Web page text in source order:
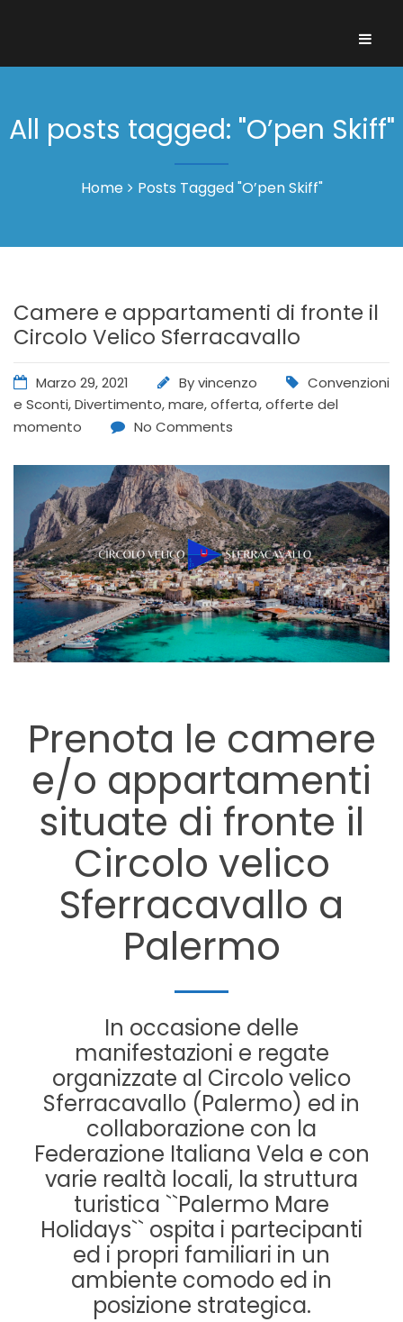
All posts tagged: "O’pen Skiff"
Home Posts Tagged "O’pen Skiff"
Camere e appartamenti di fronte il
Circolo Velico Sferracavallo
Marzo 29, 2021 Byvincenzo
Convenzioni
e Sconti,Divertimento,mare,offerta,offerte del
momento
No Comments
Prenota le camere
e/o appartamenti
situate di fronte il
Circolo velico
Sferracavallo a
Palermo
In occasione delle
manifestazioni e regate
organizzate al Circolo velico
Sferracavallo (Palermo) ed in
collaborazione con la
Federazione Italiana Vela e con
varie realtà locali, la struttura
turistica ``Palermo Mare
Holidays`` ospita i partecipanti
ed i propri familiari in un
ambiente comodo ed in
posizione strategica.